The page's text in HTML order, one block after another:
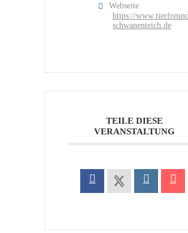
Webseite
https://
schwanenteich.de
TEILE DIESE
VERANSTALTUNG